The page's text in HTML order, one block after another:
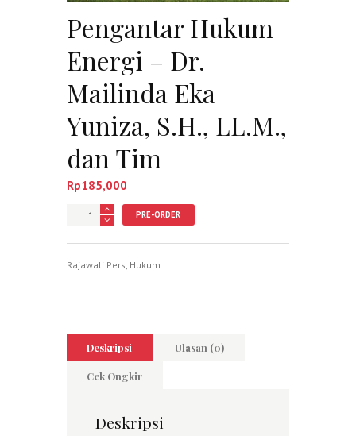
Pengantar Hukum
Energi – Dr.
Mailinda Eka
Yuniza, S.H., LL.M.,
dan Tim
Rp185,000
Jumlah PRE-ORDER
Rajawali Pers Hukum
Deskripsi Ulasan (0)
Cek Ongkir
Deskripsi